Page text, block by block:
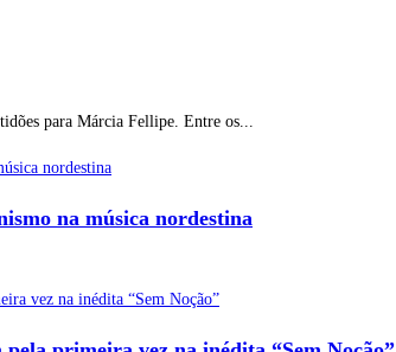
para Márcia Fellipe. Entre os...
na música nordestina